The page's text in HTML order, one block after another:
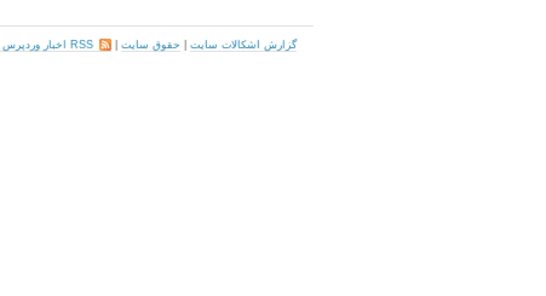
گزارش اشکالات سایت حقوق سایت RSS اخبار وردپرس فارسی